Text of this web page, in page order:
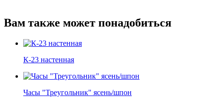
Вам также может понадобиться
К-23 настенная
Часы "Треугольник" ясень/шпон